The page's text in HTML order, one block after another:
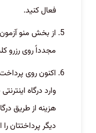
فعال کنید.
از بخش منو
مجدداً روی رزرو
اکنون روی
وارد درگاه
هزینه از طریق
دیگر پرداختتان